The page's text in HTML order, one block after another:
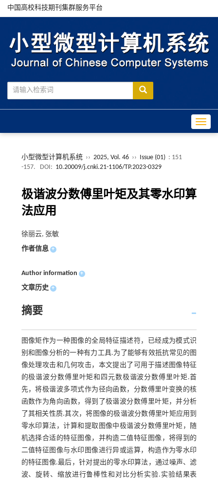
中国高校科技期刊集群服务平台
小型微型计算机系统 ›› 2025, Vol. 46 ›› Issue (01) : 151
-157.
DOI: 10.20009/j.cnki.21-1106/TP.2023-0329
极谐波分数傅里叶矩及其零水印算
法应用
徐丽云, 张敏
作者信息 +
Author information +
文章历史 +
摘要
图像矩作为一种图像的全局特征描述符，已经成为模式识
别和图像分析的一种有力工具.为了能够有效抵抗常见的图
像处理攻击和几何攻击，本文提出了可用于描述图像特征
的极谐波分数傅里叶矩和四元数极谐波分数傅里叶矩.首
先，将极谐波多项式作为径向函数，分数傅里叶变换的核
函数作为角向函数，得到了极谐波分数傅里叶矩，并分析
了其相关性质.其次，将图像的极谐波分数傅里叶矩应用到
零水印算法，计算和提取图像中极谐波分数傅里叶矩，随
机选择合适的特征图像，并构造二值特征图像，将得到的
二值特征图像与水印图像进行异或运算，构造作为零水印
的特征图像.最后，针对提出的零水印算法，通过噪声、滤
波、旋转、缩放进行鲁棒性和对比分析实验.实验结果表